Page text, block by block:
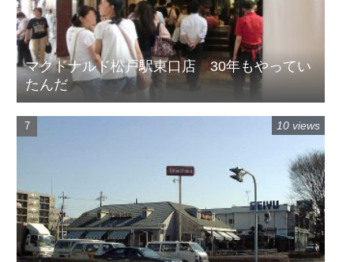
マクドナルド松戸駅東口店 30年もやってい
たんだ
10 views